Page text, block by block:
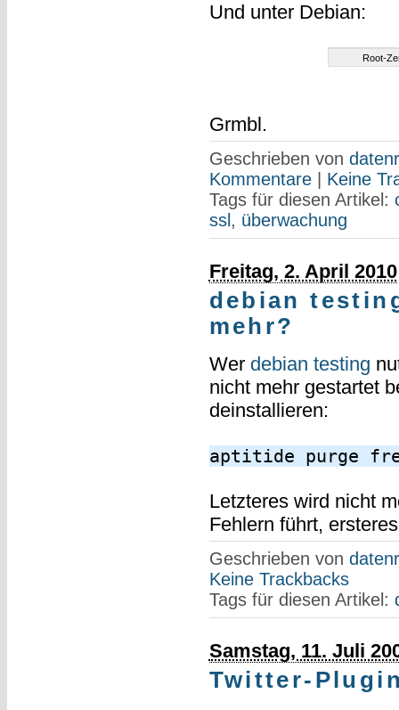
Und unter Debian:
Root-
Grmbl.
Geschrieben von
Kommentare| Keine
Tags für diesen Artikel:
ssl , überwachung
Freitag, 2. April 2010
debian
mehr?
Wer debian testing
nicht mehr gestartet
deinstallieren:
aptitide purge
Letzteres wird nicht
Fehlern führt,
Geschrieben von
Keine Trackbacks
Tags für diesen Artikel:
Samstag, 11. Juli
Twitter-